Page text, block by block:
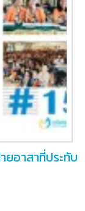
อาสาที่ประทับ